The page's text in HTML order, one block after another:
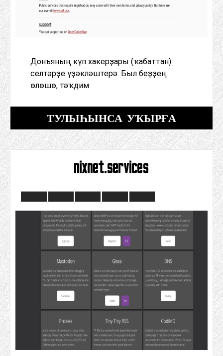
Донъяның күп хакерҙары (ҡабаттан)
селтәрҙе үҙәкләштерә. Был беҙҙең
өлөшө, тәҡдим
ТУЛЫҺЫНСА УҠЫРҒА
nixnet.services